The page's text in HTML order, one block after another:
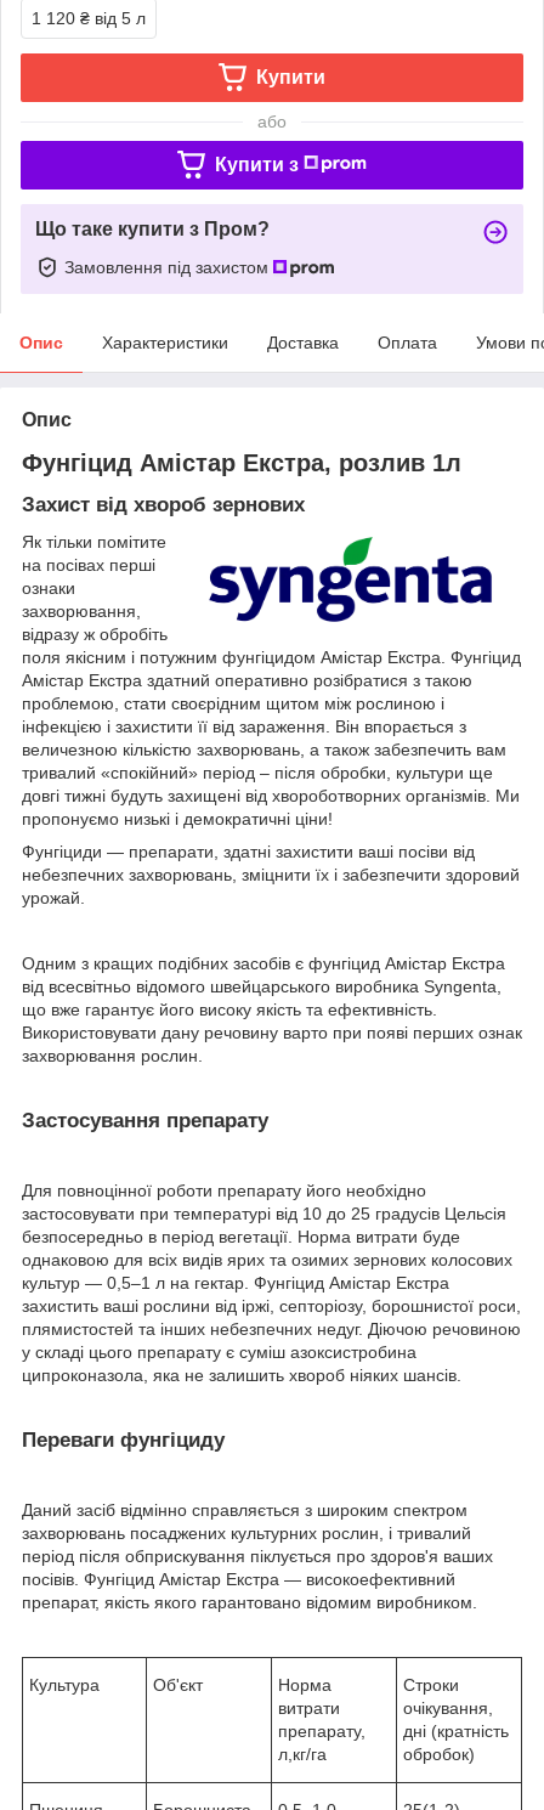
1 120 ₴ від 5 л
Купити
або
Купити з
Що таке купити з Пром?
Замовлення під захистом
Опис Характеристики Доставка Оплата Умови
Опис
Фунгіцид Амістар Екстра, розлив 1л
Захист від хвороб зернових
Як тільки помітите
на посівах перші
ознаки
захворювання,
відразу ж обробіть
поля якісним і потужним фунгіцидом Амістар Екстра. Фунгіцид
Амістар Екстра здатний оперативно розібратися з такою
проблемою, стати своєрідним щитом між рослиною і
інфекцією і захистити її від зараження. Він впорається з
величезною кількістю захворювань, а також забезпечить вам
тривалий «спокійний» період – після обробки, культури ще
довгі тижні будуть захищені від хвороботворних організмів. Ми
пропонуємо низькі і демократичні ціни!
Фунгіциди — препарати, здатні захистити ваші посіви від
небезпечних захворювань, зміцнити їх і забезпечити здоровий
урожай.
Одним з кращих подібних засобів є фунгіцид Амістар Екстра
від всесвітньо відомого швейцарського виробника Syngenta,
що вже гарантує його високу якість та ефективність.
Використовувати дану речовину варто при появі перших ознак
захворювання рослин.
Застосування препарату
Для повноцінної роботи препарату його необхідно
застосовувати при температурі від 10 до 25 градусів Цельсія
безпосередньо в період вегетації. Норма витрати буде
однаковою для всіх видів ярих та озимих зернових колосових
культур — 0,5–1 л на гектар. Фунгіцид Амістар Екстра
захистить ваші рослини від іржі, септоріозу, борошнистої роси,
плямистостей та інших небезпечних недуг. Діючою речовиною
у складі цього препарату є суміш азоксистробина
ципроконазола, яка не залишить хвороб ніяких шансів.
Переваги фунгіциду
Даний засіб відмінно справляється з широким спектром
захворювань посаджених культурних рослин, і тривалий
період після обприскування піклується про здоров'я ваших
посівів. Фунгіцид Амістар Екстра — високоефективний
препарат, якість якого гарантовано відомим виробником.
Культура Об'єкт
Норма
витрати
препарату,
л,кг/га
Строки
очікування,
дні (кратність
обробок)